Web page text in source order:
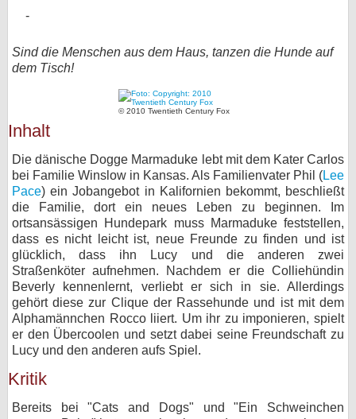
Sind die Menschen aus dem Haus, tanzen die Hunde auf
dem Tisch!
© 2010 Twentieth Century Fox
Inhalt
Die dänische Dogge Marmaduke lebt mit dem Kater Carlos
bei Familie Winslow in Kansas. Als Familienvater Phil (Lee
Pace) ein Jobangebot in Kalifornien bekommt, beschließt
die Familie, dort ein neues Leben zu beginnen. Im
ortsansässigen Hundepark muss Marmaduke feststellen,
dass es nicht leicht ist, neue Freunde zu finden und ist
glücklich, dass ihn Lucy und die anderen zwei
Straßenköter aufnehmen. Nachdem er die Colliehündin
Beverly kennenlernt, verliebt er sich in sie. Allerdings
gehört diese zur Clique der Rassehunde und ist mit dem
Alphamännchen Rocco liiert. Um ihr zu imponieren, spielt
er den Übercoolen und setzt dabei seine Freundschaft zu
Lucy und den anderen aufs Spiel.
Kritik
Bereits bei "Cats and Dogs" und "Ein Schweinchen
Forum
bei Facebook
Kontakt
Nutzungsbedingungen
Datenschutz
Cookie-Einstellungen
Impressum
Desktop-Ansicht
myFanbase